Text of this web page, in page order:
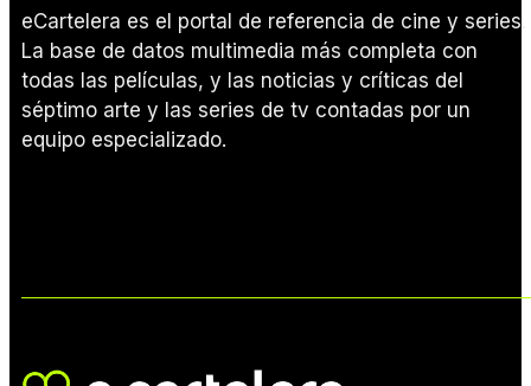
eCartelera es el portal de referencia de cine y series.
La base de datos multimedia más completa con
todas las películas, y las noticias y críticas del
séptimo arte y las series de tv contadas por un
equipo especializado.